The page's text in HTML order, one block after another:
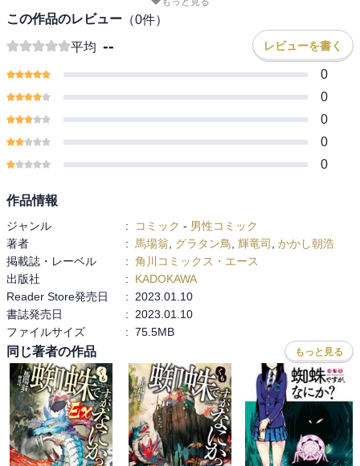
この作品のレビュー （0件）
平均 -- レビューを書く
0
0
0
0
0
作品情報
ジャンル : コミック - 男性コミック
著者
: 馬場翁 グラタン鳥 輝竜司
かかし朝浩
掲載誌・レーベル
: 角川コミックス・エース
出版社
:
KADOKAWA
Reader Store発売日
:
2023.01.10
書誌発売日
:
2023.01.10
ファイルサイズ
: 75.5MB
同じ著者の作品 もっと見る